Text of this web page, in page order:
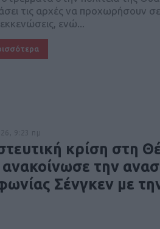
τις αρχές να προχωρήσουν σε
ενώ...
κρίση στη
ανακοίνωσε την
Σένγκεν με